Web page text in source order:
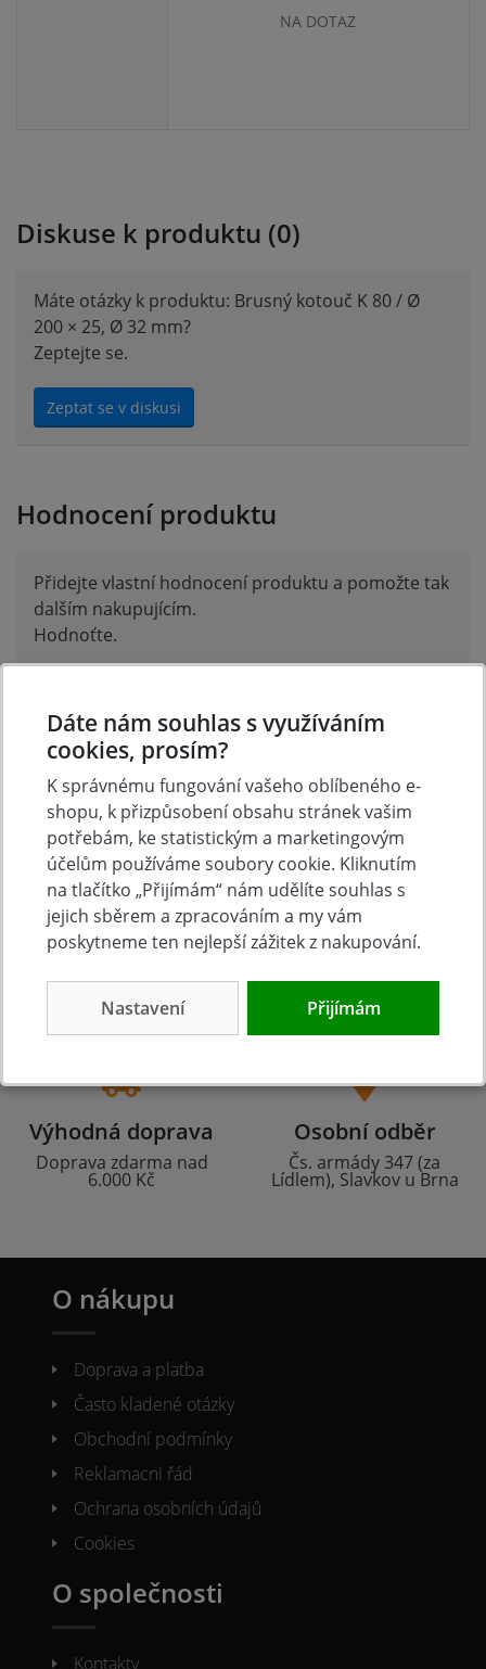
NA DOTAZ
Diskuse k produktu (0)
Máte otázky k produktu: Brusný kotouč K 80 / Ø
200 × 25, Ø 32 mm?
Zeptejte se.
Zeptat se v diskusi
Hodnocení produktu
Přidejte vlastní hodnocení produktu a pomožte tak
dalším nakupujícím.
Hodnoťte.
Tradice
23 let na trhu
Zboží skladem
Zázemí kamenné
prodejny
Výhodná doprava
Doprava zdarma nad
6.000 Kč
Osobní odběr
Čs. armády 347 (za
Lídlem), Slavkov u Brna
O nákupu
Doprava a platba
Často kladené otázky
Obchodní podmínky
Reklamacni řád
Ochrana osobních údajů
Cookies
O společnosti
Kontakty
Dáte nám souhlas s využíváním
cookies, prosím?
K správnému fungování vašeho oblíbeného e-
shopu, k přizpůsobení obsahu stránek vašim
potřebám, ke statistickým a marketingovým
účelům používáme soubory cookie. Kliknutím
na tlačítko „Přijímám“ nám udělíte souhlas s
jejich sběrem a zpracováním a my vám
poskytneme ten nejlepší zážitek z nakupování.
Nastavení Přijímám